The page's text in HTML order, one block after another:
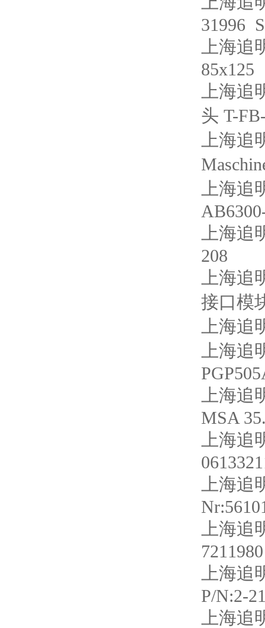
31996
上海
85x125
上海
头 T-
上海
上海
上海
208
上海
接口模
上海
上海
上海
MSA
上海
上海
上海
7211980
上海
P/N:2-
上海